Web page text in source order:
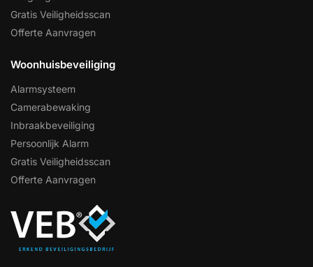
Gratis Veiligheidsscan
Offerte Aanvragen
Woonhuisbeveiliging
Alarmsysteem
Camerabewaking
Inbraakbeveiliging
Persoonlijk Alarm
Gratis Veiligheidsscan
Offerte Aanvragen